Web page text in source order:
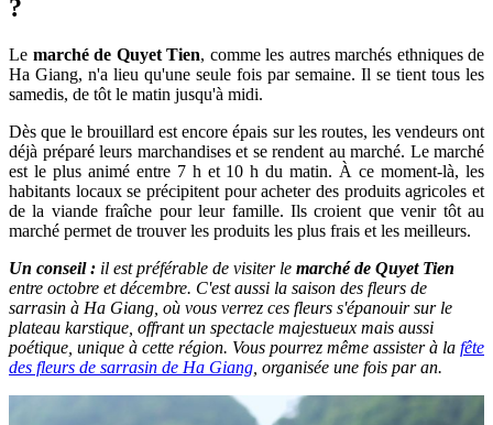
?
Le marché de Quyet Tien, comme les autres marchés ethniques de
Ha Giang, n'a lieu qu'une seule fois par semaine. Il se tient tous les
samedis, de tôt le matin jusqu'à midi.
Dès que le brouillard est encore épais sur les routes, les vendeurs ont
déjà préparé leurs marchandises et se rendent au marché. Le marché
est le plus animé entre 7 h et 10 h du matin. À ce moment-là, les
habitants locaux se précipitent pour acheter des produits agricoles et
de la viande fraîche pour leur famille. Ils croient que venir tôt au
marché permet de trouver les produits les plus frais et les meilleurs.
Un conseil : il est préférable de visiter le marché de Quyet Tien
entre octobre et décembre. C'est aussi la saison des fleurs de
sarrasin à Ha Giang, où vous verrez ces fleurs s'épanouir sur le
plateau karstique, offrant un spectacle majestueux mais aussi
poétique, unique à cette région. Vous pourrez même assister à la fête
des fleurs de sarrasin de Ha Giang , organisée une fois par an.